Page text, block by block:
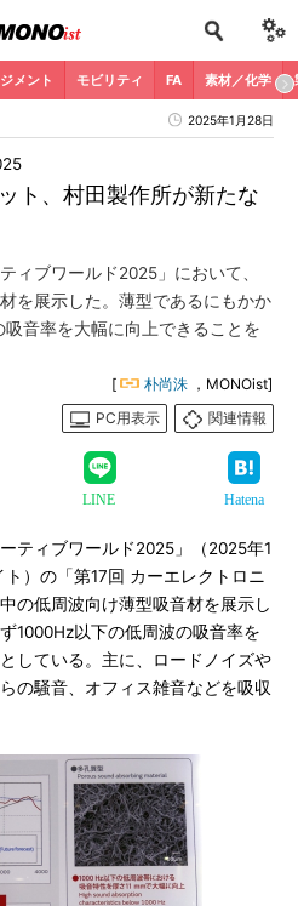
メント モビリティ FA 素材／化学
2025年1月28日
ト、村田製作所が新たな
ィブワールド2025」において、
を展示した。薄型であるにもかか
音率を大幅に向上できることを
[ 朴尚洙 ，MONOist]
PC用表示
関連情報
LINE Hatena
ティブワールド2025」（2025年1
）の「第17回 カーエレクトロニ
の低周波向け薄型吸音材を展示し
1000Hz以下の低周波の吸音率を
している。主に、ロードノイズや
の騒音、オフィス雑音などを吸収